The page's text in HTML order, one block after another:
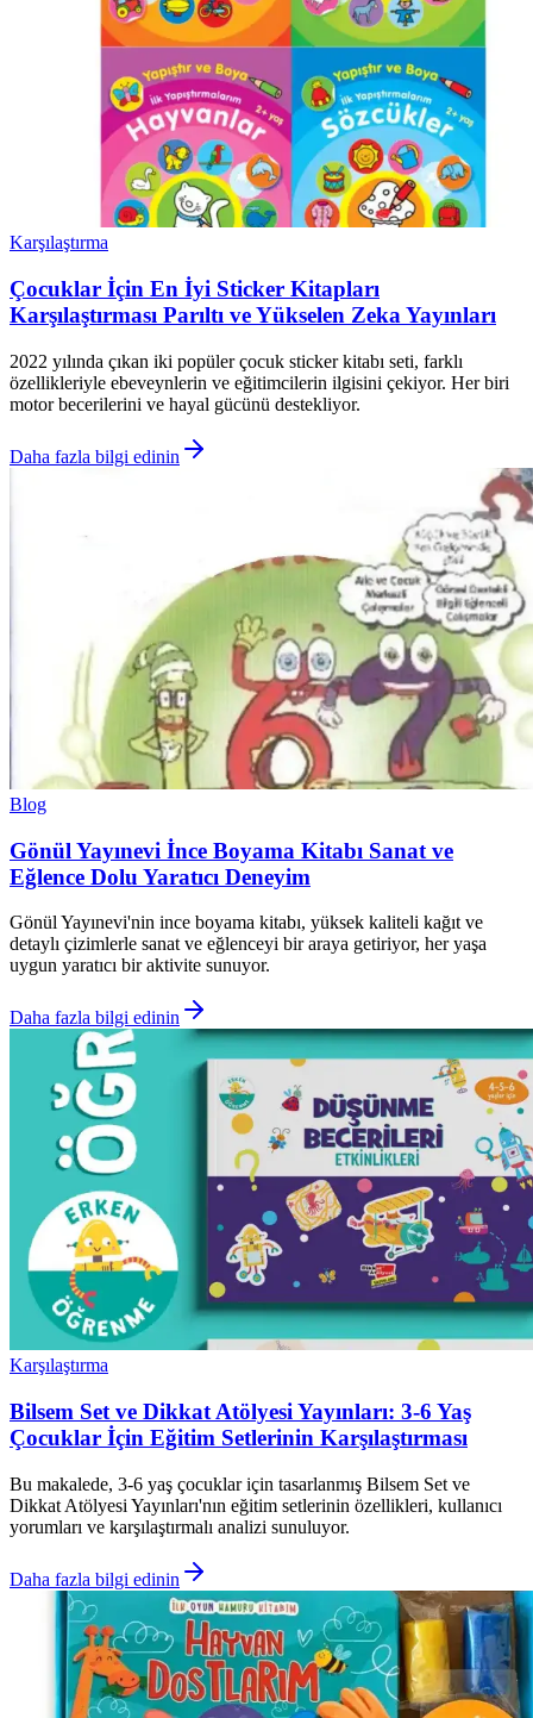
Karşılaştırma
Çocuklar İçin En İyi Sticker Kitapları
Karşılaştırması Parıltı ve Yükselen Zeka Yayınları
2022 yılında çıkan iki popüler çocuk sticker kitabı seti, farklı
özellikleriyle ebeveynlerin ve eğitimcilerin ilgisini çekiyor. Her biri
motor becerilerini ve hayal gücünü destekliyor.
Daha fazla bilgi edinin
Blog
Gönül Yayınevi İnce Boyama Kitabı Sanat ve
Eğlence Dolu Yaratıcı Deneyim
Gönül Yayınevi'nin ince boyama kitabı, yüksek kaliteli kağıt ve
detaylı çizimlerle sanat ve eğlenceyi bir araya getiriyor, her yaşa
uygun yaratıcı bir aktivite sunuyor.
Daha fazla bilgi edinin
Karşılaştırma
Bilsem Set ve Dikkat Atölyesi Yayınları: 3-6 Yaş
Çocuklar İçin Eğitim Setlerinin Karşılaştırması
Bu makalede, 3-6 yaş çocuklar için tasarlanmış Bilsem Set ve
Dikkat Atölyesi Yayınları'nın eğitim setlerinin özellikleri, kullanıcı
yorumları ve karşılaştırmalı analizi sunuluyor.
Daha fazla bilgi edinin